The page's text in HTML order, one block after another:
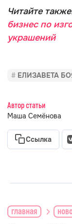
Читайте
бизнес по
украшений
ЕЛИЗАВЕТА
Автор статьи
Маша Семёнова
Ссылка
главная